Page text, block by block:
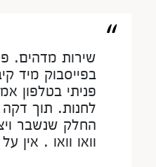
חדש! בוגבו
שירות מדהים.
בפייסבוק מיד
פניתי בטלפון
לחנות. תוך
החלק שנשבר
וואו וואו . אין